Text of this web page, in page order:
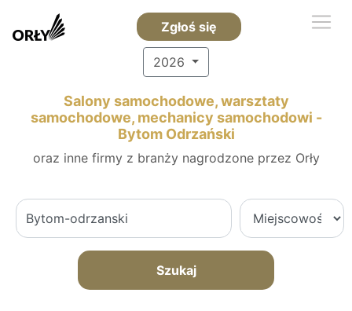
Zgłoś się
2026
Salony samochodowe, warsztaty
samochodowe, mechanicy samochodowi -
Bytom Odrzański
oraz inne firmy z branży nagrodzone przez Orły
Szukaj